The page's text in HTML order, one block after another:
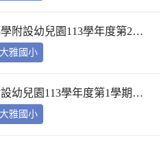
臺中市大雅區大雅國民小學附設幼兒園113學年度第2學期【特教學生助理員】第1次甄選簡章公告
大雅國小
臺中市大雅區大雅國小附設幼兒園113學年度第1學期【代理教師】招考甄選錄取公告，已足額錄取，不續辦甄選作業。
大雅國小